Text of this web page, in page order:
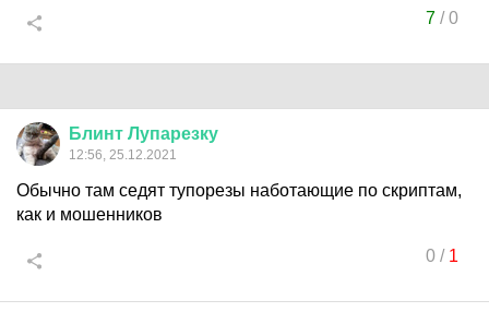
7/0
Блинт Лупарезку
12:56, 25.12.2021
Обычно там седят тупорезы наботающие по скриптам,
как и мошенников
0/ 1